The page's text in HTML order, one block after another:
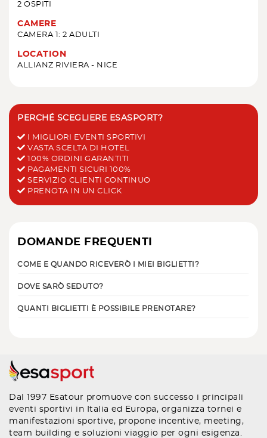
2 OSPITI
CAMERE
CAMERA 1: 2 ADULTI
LOCATION
ALLIANZ RIVIERA - NICE
PERCHÉ SCEGLIERE ESASPORT?
I MIGLIORI EVENTI SPORTIVI
VASTA SCELTA DI HOTEL
100% ORDINI GARANTITI
PAGAMENTI SICURI 100%
SERVIZIO CLIENTI CONTINUO
PRENOTA IN UN CLICK
DOMANDE FREQUENTI
COME E QUANDO RICEVERÒ I MIEI BIGLIETTI?
DOVE SARÒ SEDUTO?
QUANTI BIGLIETTI È POSSIBILE PRENOTARE?
Dal 1997 Esatour promuove con successo i principali
eventi sportivi in Italia ed Europa, organizza tornei e
manifestazioni sportive, propone incentive, meeting,
team building e soluzioni viaggio per ogni esigenza.